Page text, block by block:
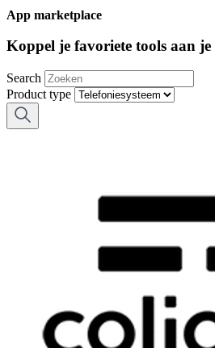
App marketplace
Koppel je favoriete tools aan je
Search
Product type